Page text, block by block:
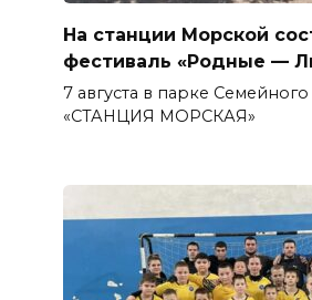
На станции Морской
фестиваль «Родные —
7 августа в парке
«СТАНЦИЯ МОРСКАЯ»